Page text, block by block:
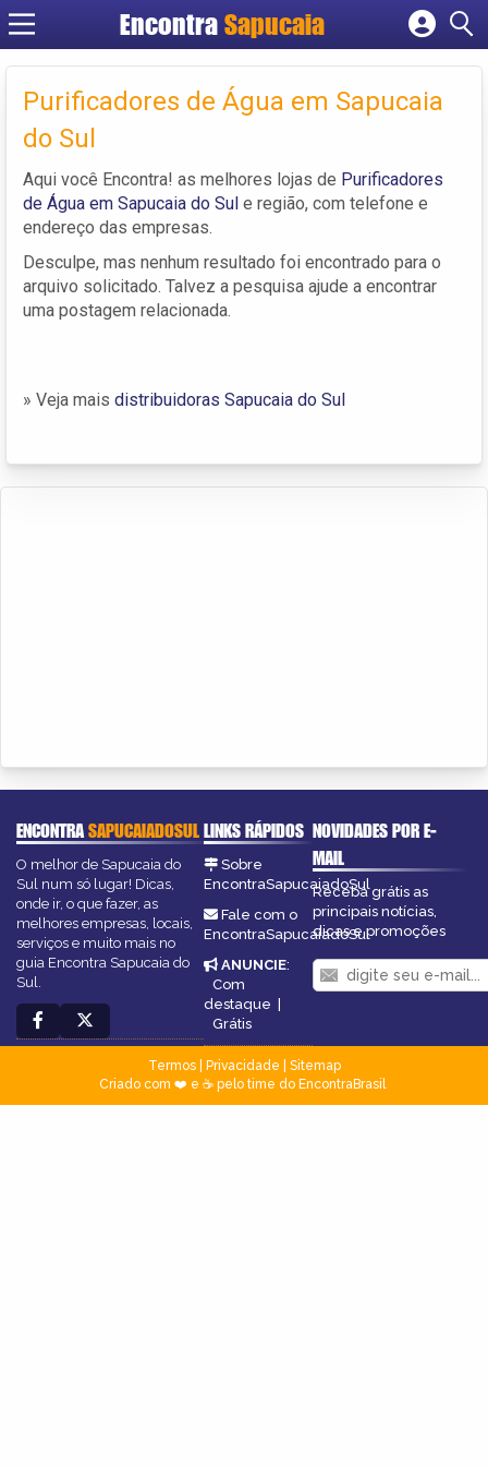
Encontra
Cadastrar empresa
Fazer login
Criar conta
Purificadores de Água em Sapucaia
do Sul
Aqui você Encontra! as melhores lojas de Purificadores
de Água em Sapucaia do Sul e região, com telefone e
endereço das empresas.
Desculpe, mas nenhum resultado foi encontrado para o
arquivo solicitado. Talvez a pesquisa ajude a encontrar
uma postagem relacionada.
» Veja mais distribuidoras Sapucaia do Sul
ENCONTRASAPUCAIADOSUL
O melhor de Sapucaia do
Sul num só lugar! Dicas,
onde ir, o que fazer, as
melhores empresas, locais,
serviços e muito mais no
guia Encontra Sapucaia do
Sul.
LINKS RÁPIDOS
Sobre
EncontraSapucaiadoSul
Fale com o
EncontraSapucaiadoSul
ANUNCIE:
Com
destaque |
Grátis
NOVIDADES POR E-
MAIL
Receba grátis as
principais notícias,
dicas e promoções
Termos| Privacidade
Sitemap
Criado com ❤️ e ☕ pelo time do EncontraBrasil